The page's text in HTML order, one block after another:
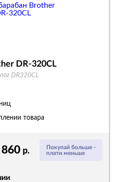
Покупай больше -
плати меньше
р.
DR-320CL
DR320CL
товара